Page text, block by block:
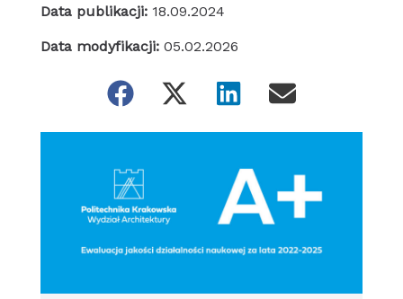
Data publikacji: 18.09.2024
Data modyfikacji: 05.02.2026